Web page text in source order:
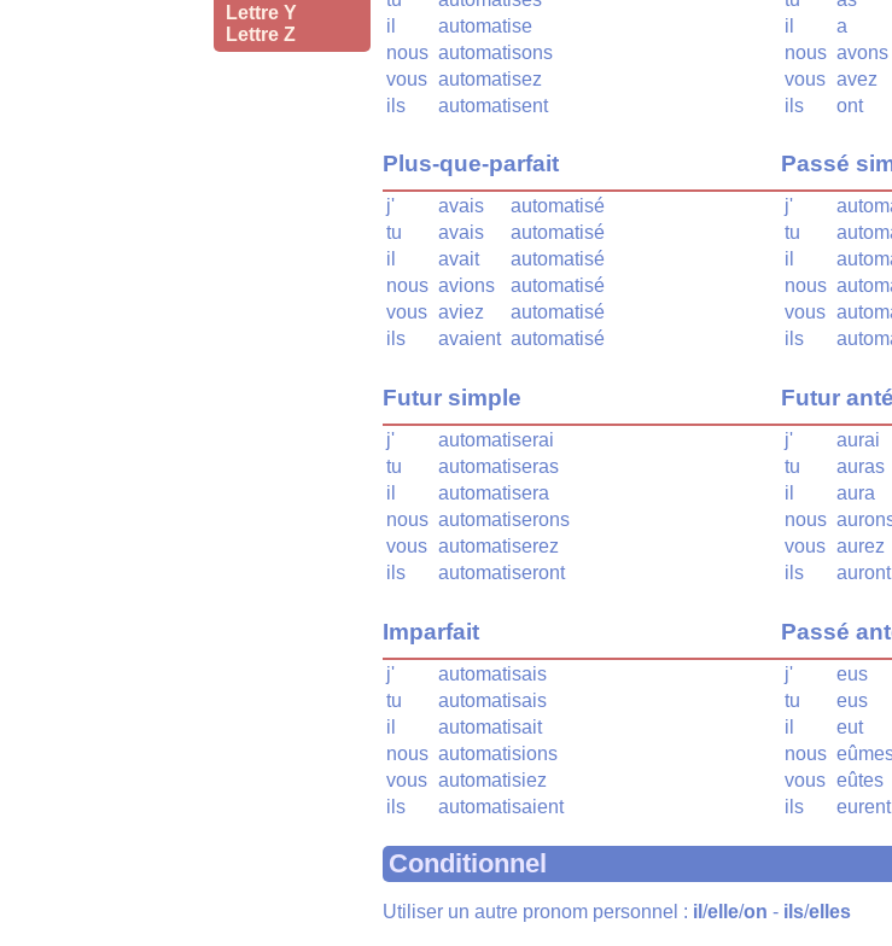
Lettre Y
Lettre Z
il
automatise
nous automatisons
vous automatisez
ils
automatisent
Plus-que-parfait
j' avais
automatisé
tu
avais
automatisé
il
avait
automatisé
nous avions
automatisé
vous aviez
automatisé
ils
avaient automatisé
Futur simple
j'
automatiserai
tu
automatiseras
il
automatisera
nous automatiserons
vous automatiserez
ils
automatiseront
Imparfait
j'
automatisais
tu
automatisais
il
automatisait
nous automatisions
vous automatisiez
ils
automatisaient
il
a
nous avons
vous avez
ils
ont
Passé
j'
tu
il
nous
vous
ils
Futur
j' aurai
tu
auras
il
aura
nous
vous aurez
ils
auront
Passé
j' eus
tu
eus
il
eut
nous
vous eûtes
ils
eurent
Conditionnel
Utiliser un autre pronom personnel : il /elle/on - ils/elles